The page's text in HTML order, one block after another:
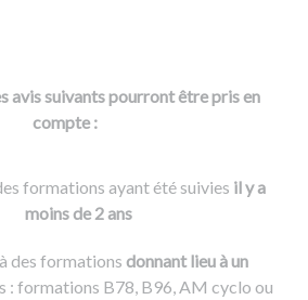
avis suivants pourront être pris en
compte :
formations ayant été suivies il y a
moins de 2 ans
des formations donnant lieu à un
: formations B78, B96, AM cyclo ou